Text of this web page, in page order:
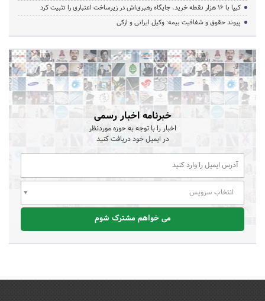
کیپا با ۱۶ هزار نقطه خرید، جایگاه رهبری‌اش در زیرساخت اعتباری را تثبیت کرد
پیوند حقوق و شفافیت بیمه: وکیل ایرانی و ازکی
خبرنامه اخبار رسمی
اخبار را با توجه به حوزه موردنظر
در ایمیل خود دریافت کنید
انتخاب سرویس
می خواهم مشترک شوم